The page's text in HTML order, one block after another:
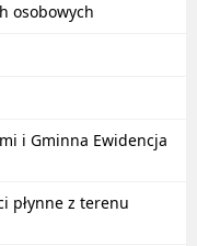
osobowych
i Gminna Ewidencja
płynne z terenu